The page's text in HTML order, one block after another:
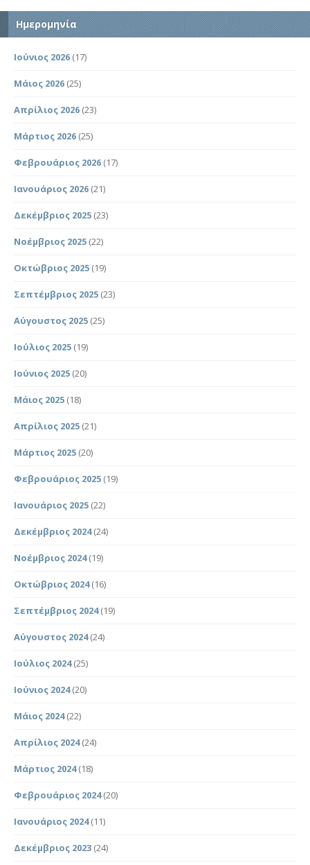
Ημερομηνία
Ιούνιος 2026 (17)
Μάιος 2026 (25)
Απρίλιος 2026 (23)
Μάρτιος 2026 (25)
Φεβρουάριος 2026 (17)
Ιανουάριος 2026 (21)
Δεκέμβριος 2025 (23)
Νοέμβριος 2025 (22)
Οκτώβριος 2025 (19)
Σεπτέμβριος 2025 (23)
Αύγουστος 2025 (25)
Ιούλιος 2025 (19)
Ιούνιος 2025 (20)
Μάιος 2025 (18)
Απρίλιος 2025 (21)
Μάρτιος 2025 (20)
Φεβρουάριος 2025 (19)
Ιανουάριος 2025 (22)
Δεκέμβριος 2024(24)
Νοέμβριος 2024(19)
Οκτώβριος 2024(16)
Σεπτέμβριος 2024(19)
Αύγουστος 2024(24)
Ιούλιος 2024(25)
Ιούνιος 2024(20)
Μάιος 2024(22)
Απρίλιος 2024(24)
Μάρτιος 2024(18)
Φεβρουάριος 2024(20)
Ιανουάριος 2024(11)
Δεκέμβριος 2023 (24)